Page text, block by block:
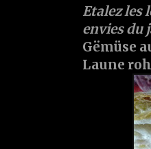
Etalez les
envies du
Gëmüse
Laune